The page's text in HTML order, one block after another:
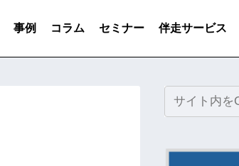
事例 コラム セミナー 伴走サービス